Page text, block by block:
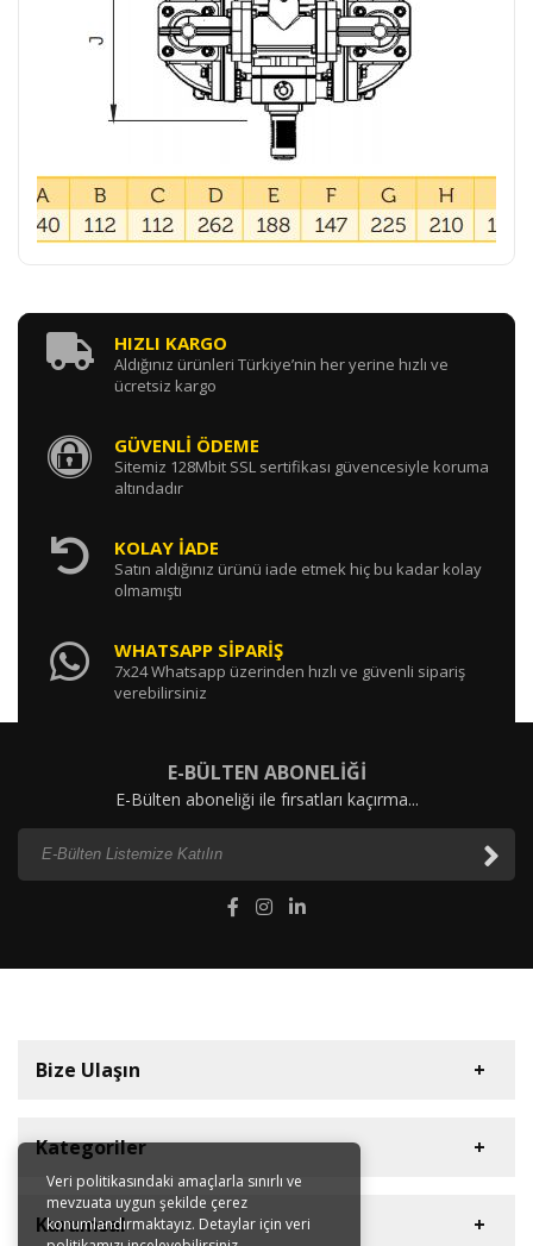
Veri politikasındaki amaçlarla sınırlı ve
mevzuata uygun şekilde çerez
konumlandırmaktayız. Detaylar için veri
HIZLI KARGO
Aldığınız ürünleri Türkiye’nin her yerine hızlı ve
ücretsiz kargo
GÜVENLİ ÖDEME
Sitemiz 128Mbit SSL sertifikası güvencesiyle koruma
altındadır
KOLAY İADE
Satın aldığınız ürünü iade etmek hiç bu kadar kolay
olmamıştı
WHATSAPP SİPARİŞ
7x24 Whatsapp üzerinden hızlı ve güvenli sipariş
verebilirsiniz
E-BÜLTEN ABONELİĞİ
E-Bülten aboneliği ile fırsatları kaçırma...
Bize Ulaşın
Müşteri Hizmetleri
Kategoriler
Diyaframlı Pompalar
Kurumsal